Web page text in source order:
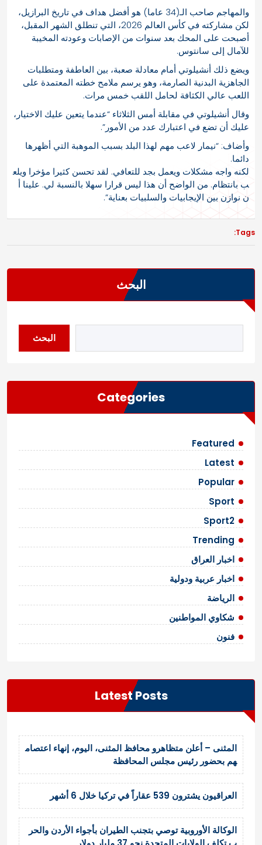
والمهاجم صاحب الـ(34 عاما) هو أفضل هداف في تاريخ البرازيل،
لكن مشاركته في كأس العالم 2026، التي تنطلق الشهر المقبل،
أصبحت على المحك بعد سنوات من الإصابات وعودته المخيبة
للآمال إلى سانتوس.
ويضع ذلك أنشيلوتي أمام معادلة صعبة، بين العاطفة ومتطلبات
الجاهزية البدنية الصارمة، وهو يرسم ​ملامح خطته المعتمدة على
اللعب عالي الكثافة لحامل اللقب خمس مرات.
وقال أنشيلوتي في مقابلة أمس الثلاثاء “عندما يتعين عليك الاختيار،
​عليك أن تضع في اعتبارك عدد من الأمور”.
وأضاف: “نيمار لاعب مهم لهذا البلد بسبب الموهبة التي أظهرها
دائما.
لكنه ⁠واجه مشكلات ويعمل بجد للتعافي. لقد تحسن كثيرا مؤخرا ويلع
ب بانتظام. من الواضح أن هذا ليس قرارا سهلا بالنسبة لي. علينا أ
ن ​نوازن بين الإيجابيات والسلبيات بعناية”.
Tags:
البحث
البحث
Categories
Featured
Latest
Popular
Sport
Sport2
Trending
اخبار العراق
اخبار عربية ودولية
الرياضة
شكاوي المواطنين
فنون
Latest Posts
المثنى – أعلن متظاهرو محافظ المثنى، اليوم، إنهاء اعتصام
هم بحضور رئيس مجلس المحافظة
العراقيون يشترون 539 عقاراً في تركيا خلال 6 أشهر
الوكالة الأوروبية توصي بتجنب الطيران بأجواء الأردن والحر